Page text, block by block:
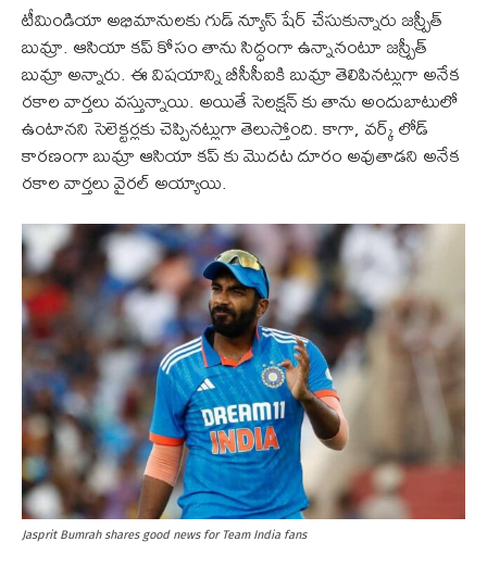
టీమిండియా అభిమానులకు గుడ్ న్యూస్ షేర్ చేసుకున్నారు జస్ప్రీత్
బుమ్రా. ఆసియా కప్ కోసం తాను సిద్ధంగా ఉన్నానంటూ జస్ప్రీత్
బుమ్రా అన్నారు. ఈ విషయాన్ని బీసీసీఐకి బుమ్రా తెలిపినట్లుగా అనేక
రకాల వార్తలు వస్తున్నాయి. అయితే సెలక్షన్ కు తాను అందుబాటులో
ఉంటానని సెలెక్టర్లకు చెప్పినట్లుగా తెలుస్తోంది. కాగా, వర్క్ లోడ్
కారణంగా బుమ్రా ఆసియా కప్ కు మొదట దూరం అవుతాడని అనేక
రకాల వార్తలు వైరల్ అయ్యాయి.
Jasprit Bumrah shares good news for Team India fans